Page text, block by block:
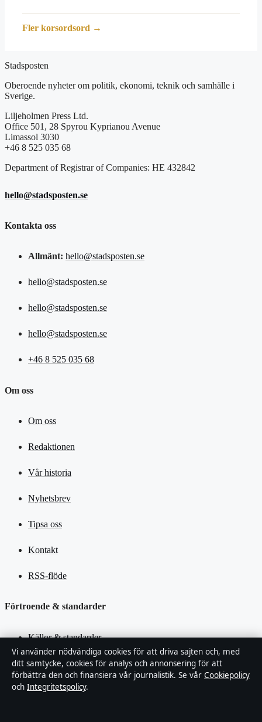
Fler korsordsord →
Stadsposten
Oberoende nyheter om politik, ekonomi, teknik och samhälle i
Sverige.
Liljeholmen Press Ltd.
Office 501, 28 Spyrou Kyprianou Avenue
Limassol 3030
+46 8 525 035 68
Department of Registrar of Companies: HE 432842
hello@stadsposten.se
Kontakta oss
Allmänt: hello@stadsposten.se
hello@stadsposten.se
hello@stadsposten.se
hello@stadsposten.se
+46 8 525 035 68
Om oss
Om oss
Redaktionen
Vår historia
Nyhetsbrev
Tipsa oss
Kontakt
RSS-flöde
Förtroende & standarder
Källor & standarder
Redaktionell policy
Rättelsepolicy
Vi använder nödvändiga cookies för att driva sajten och, med
ditt samtycke, cookies för analys och annonsering för att
förbättra den och finansiera vår journalistik. Se vår Cookiepolicy
och Integritetspolicy.